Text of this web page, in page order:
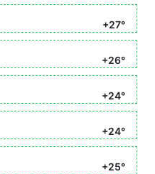
+27°
+26°
+24°
+24°
+25°